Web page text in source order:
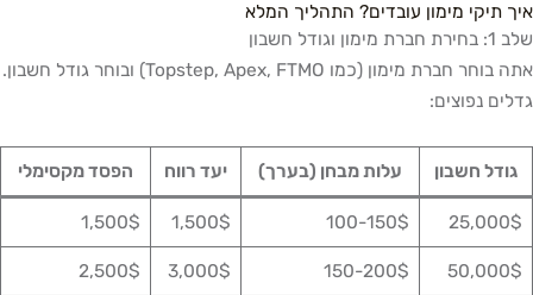
איך תיקי מימון עובדים? התהליך המלא
שלב 1: בחירת חברת מימון וגודל חשבון
אתה בוחר חברת מימון (כמו Topstep, Apex, FTMO) ובוחר גודל חשבון.
גדלים נפוצים:
גודל חשבון עלות מבחן (בערך) יעד רווח הפסד מקסימלי
25,000$
100-150$
1,500$
1,500$
50,000$
150-200$
3,000$
2,500$